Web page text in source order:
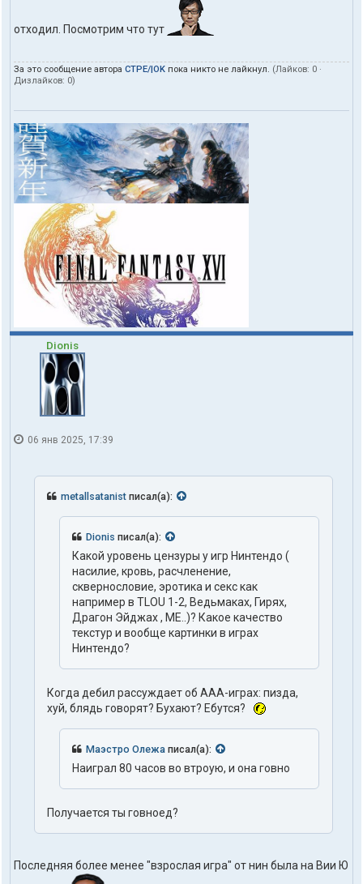
отходил. Посмотрим что тут
За это сообщение автора CTPE/|OK пока никто не лайкнул. (Лайков: 0 ·
Дизлайков: 0)
Dionis
06 янв 2025, 17:39
metallsatanist писал(а):
Dionis писал(а):
Какой уровень цензуры у игр Нинтендо (
насилие, кровь, расчленение,
сквернословие, эротика и секс как
например в TLOU 1-2, Ведьмаках, Гирях,
Драгон Эйджах , МЕ..)? Какое качество
текстур и вообще картинки в играх
Нинтендо?
Когда дебил рассуждает об ААА-играх: пизда,
хуй, блядь говорят? Бухают? Ебутся?
Маэстро Олежа писал(а):
Наиграл 80 часов во втроую, и она говно
Получается ты говноед?
Последняя более менее "взрослая игра" от нин была на Вии Ю